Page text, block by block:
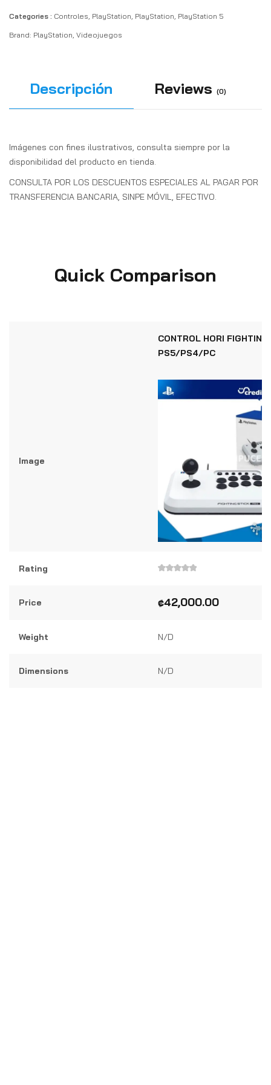
Categories : Controles, PlayStation, PlayStation, PlayStation 5
Brand: PlayStation, Videojuegos
Descripción Reviews (0)
Imágenes con fines ilustrativos, consulta siempre por la
disponibilidad del producto en tienda.
CONSULTA POR LOS DESCUENTOS ESPECIALES AL PAGAR POR
TRANSFERENCIA BANCARIA, SINPE MÓVIL, EFECTIVO.
Quick Comparison
CONTROL HORI
PS5/PS4/PC
Image
Rating
de
5
Price ₡42,000.00
Weight N/D
Dimensions N/D